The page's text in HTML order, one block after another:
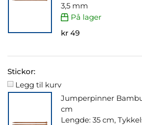
3,5 mm
På lager
kr 49
Stickor:
Legg til kurv
Jumperpinner
cm
Lengde: 35 cm,